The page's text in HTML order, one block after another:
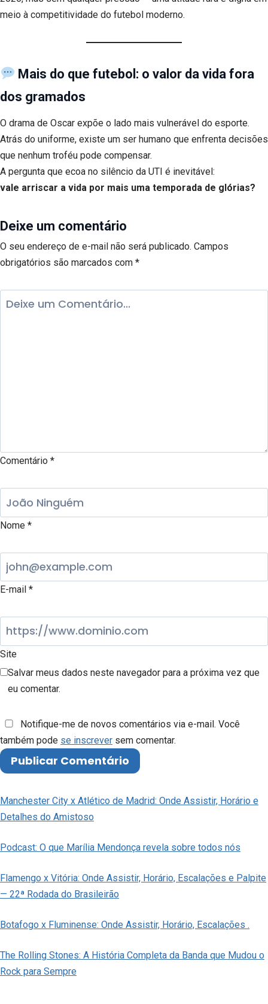
meio à competitividade do futebol moderno.
Mais do que futebol: o valor da vida fora
dos gramados
O drama de Oscar expõe o lado mais vulnerável do esporte.
Atrás do uniforme, existe um ser humano que enfrenta decisões
que nenhum troféu pode compensar.
A pergunta que ecoa no silêncio da UTI é inevitável:
vale arriscar a vida por mais uma temporada de glórias?
Deixe um comentário
O seu endereço de e-mail não será publicado. Campos
obrigatórios são marcados com *
Comentário *
Nome *
E-mail *
Site
Salvar meus dados neste navegador para a próxima vez que
eu comentar.
Notifique-me de novos comentários via e-mail. Você
também pode se inscrever sem comentar.
Manchester City x Atlético de Madrid: Onde Assistir, Horário e
Detalhes do Amistoso
Podcast: O que Marília Mendonça revela sobre todos nós
Flamengo x Vitória: Onde Assistir, Horário, Escalações e Palpite
— 22ª Rodada do Brasileirão
Botafogo x Fluminense: Onde Assistir, Horário, Escalações .
The Rolling Stones: A História Completa da Banda que Mudou o
Rock para Sempre